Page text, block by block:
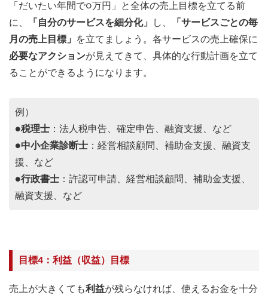
「だいたい年間で○万円」と全体の売上目標を立てる前
に、
「自分のサービスを細分化」 し、
「サービスごとの毎
月の売上目標」
を立てましょう。各サービスの売上確保に
必要なアクションが見えてきて、具体的な行動計画を立て
ることができるようになります。
例）
●税理士 ：法人税申告、確定申告、融資支援、など
●中小企業診断士 ：経営相談顧問、補助金支援、融資支
援、など
●行政書士 ：許認可申請、経営相談顧問、補助金支援、
融資支援、など
目標4：利益（収益）目標
売上が大きくても利益が残らなければ、使えるお金を十分